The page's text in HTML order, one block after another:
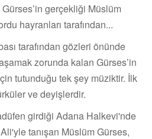
gerçekliği Müslüm
hayranları tarafından...
tarafından gözleri önünde
zorunda kalan Gürses’in
tutunduğu tek şey müziktir. İlk
ve deyişlerdir.
girdiği Adana Halkevi'nde
tanışan Müslüm Gürses,